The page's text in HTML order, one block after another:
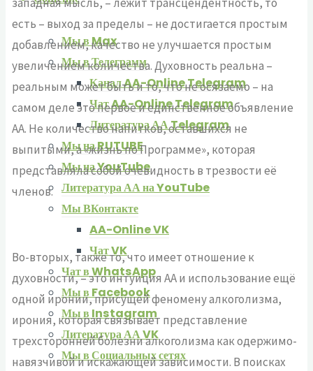
Мы в Max
Мы в Телеграмм
Канал AA-Online Telegram
Чат AA-Online Telegram
Литература АА Telegram
Мы на RUTUBE
Мы на YouTube
Литература АА на YouTube
Мы ВКонтакте
AA-Online VK
Чат VK
Чат в WhatsApp
Мы в Facebook
Мы в Instagram
Литература АА VK
Мы в Социальных сетях
есть – выход за пределы – не достигается простым
добавлением, качество не улучшается простым
увеличением количества. Духовность реальна –
реальным может быть и то, что не осязаемо – на
самом деле это первое и единственное объявление
АА. Не количество напитков, оставшихся не
выпитыми, а «жизнь по Программе», которая
представляла собой очевидность в трезвости её
членов.
Во-вторых, также то, что имеет отношение к
духовности, – это интуиция АА и использование ещё
одной иронии, присущей феномену алкоголизма,
ирония, которая связывает представление
трехсторонней болезни алкоголизма как одержимо-
навязчивой и искажающей зависимости. В поисках